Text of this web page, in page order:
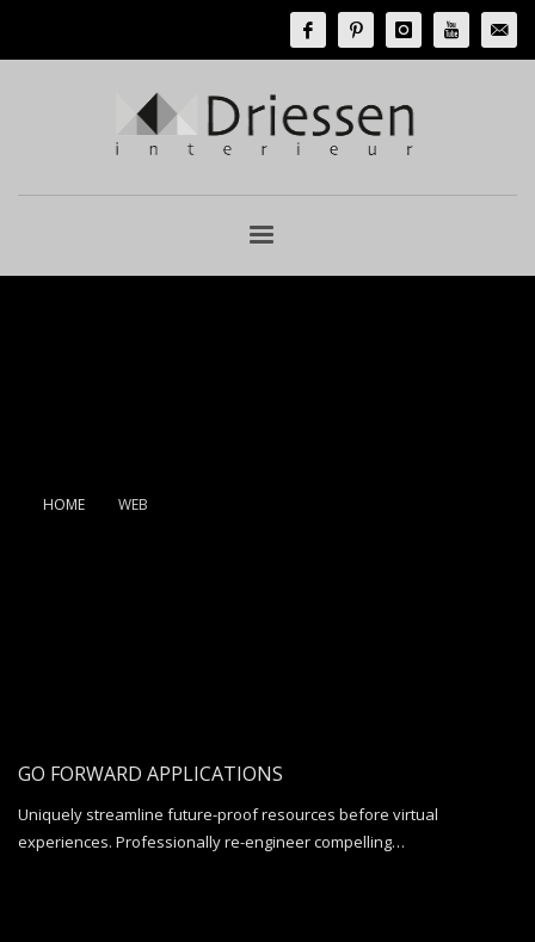
HOME WEB
GO FORWARD APPLICATIONS
Uniquely streamline future-proof resources before virtual
experiences. Professionally re-engineer compelling…